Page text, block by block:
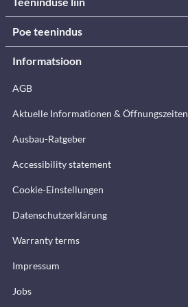
Poe teenindus
Informatsioon
AGB
Aktuelle Informationen & Öffnungszeiten
Ausbau-Ratgeber
Accessibility statement
Cookie-Einstellungen
Datenschutzerklärung
Warranty terms
Impressum
Jobs